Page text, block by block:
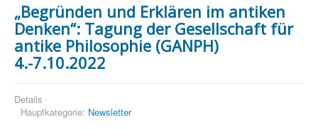
„Begründen und Erklären im antiken
Denken“: Tagung der Gesellschaft für
antike Philosophie (GANPH)
4.-7.10.2022
Details
Hauptkategorie: Newsletter